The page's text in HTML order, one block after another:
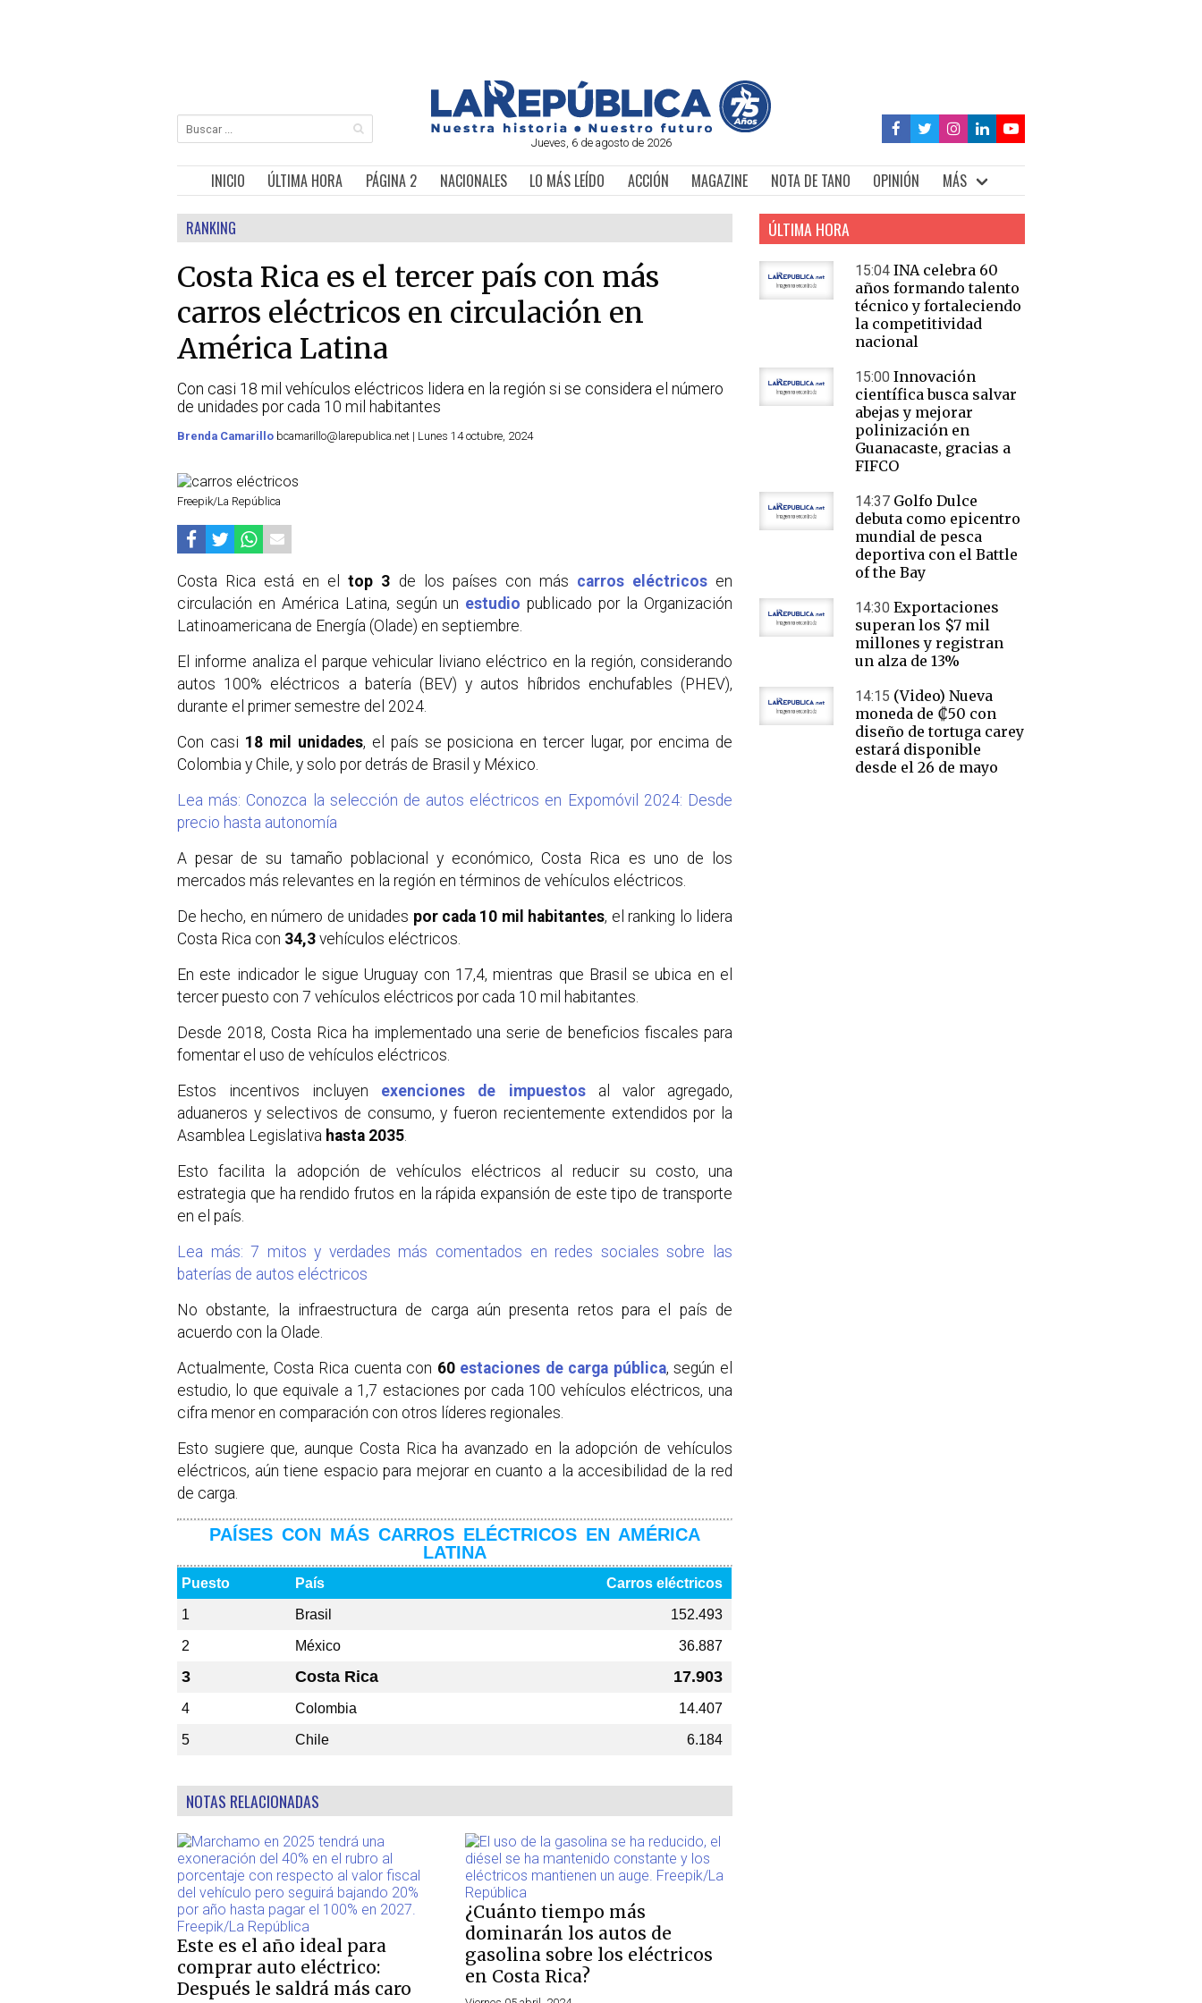
Jueves, 6 de agosto de 2026
INICIO ÚLTIMA HORA PÁGINA 2 NACIONALES LO MÁS LEÍDO ACCIÓN MAGAZINE NOTA DE TANO OPINIÓN MÁS
RANKING
Costa Rica es el tercer país con más
carros eléctricos en circulación en
América Latina
Con casi 18 mil vehículos eléctricos lidera en la región si se considera el número
de unidades por cada 10 mil habitantes
Brenda Camarillo bcamarillo@larepublica.net | Lunes 14 octubre, 2024
Freepik/La República
Costa Rica está en eltop 3 de los países con más carros eléctricosen
circulación en América Latina, según un estudio publicado por la Organización
Latinoamericana de Energía (Olade) en septiembre.
El informe analiza el parque vehicular liviano eléctrico en la región, considerando
autos 100% eléctricos a batería (BEV) y autos híbridos enchufables (PHEV),
durante el primer semestre del 2024.
Con casi 18 mil unidades, el país se posiciona en tercer lugar, por encima de
Colombia y Chile, y solo por detrás de Brasil y México.
Lea más: Conozca la selección de autos eléctricos en Expomóvil 2024: Desde
precio hasta autonomía
A pesar de su tamaño poblacional y económico, Costa Rica es uno de los
mercados más relevantes en la región en términos de vehículos eléctricos.
De hecho, en número de unidades por cada 10 mil habitantes, el ranking lo lidera
Costa Rica con 34,3 vehículos eléctricos.
En este indicador le sigue Uruguay con 17,4, mientras que Brasil se ubica en el
tercer puesto con 7 vehículos eléctricos por cada 10 mil habitantes.
Desde 2018, Costa Rica ha implementado una serie de beneficios fiscales para
fomentar el uso de vehículos eléctricos.
Estos incentivos incluyen exenciones de impuestosal valor agregado,
aduaneros y selectivos de consumo, y fueron recientemente extendidos por la
Asamblea Legislativa hasta 2035
Esto facilita la adopción de vehículos eléctricos al reducir su costo, una
estrategia que ha rendido frutos en la rápida expansión de este tipo de transporte
en el país.
Lea más: 7 mitos y verdades más comentados en redes sociales sobre las
baterías de autos eléctricos
No obstante, la infraestructura de carga aún presenta retos para el país de
acuerdo con la Olade.
Actualmente, Costa Rica cuenta con 60 estaciones de carga pública, según el
estudio, lo que equivale a 1,7 estaciones por cada 100 vehículos eléctricos, una
cifra menor en comparación con otros líderes regionales.
Esto sugiere que, aunque Costa Rica ha avanzado en la adopción de vehículos
eléctricos, aún tiene espacio para mejorar en cuanto a la accesibilidad de la red
de carga.
PAÍSES CON MÁS CARROS ELÉCTRICOS EN AMÉRICA
LATINA
Puesto País Carros eléctricos
1 Brasil 152.493
2 México 36.887
3 Costa Rica 17.903
4 Colombia 14.407
5 Chile 6.184
NOTAS RELACIONADAS
Este es el año ideal para
comprar auto eléctrico:
Después le saldrá más caro
¿Cuánto tiempo más
dominarán los autos de
gasolina sobre los eléctricos
en Costa Rica?
ÚLTIMA HORA
15:04 INA celebra 60
años formando talento
técnico y fortaleciendo
la competitividad
nacional
15:00 Innovación
científica busca salvar
abejas y mejorar
polinización en
Guanacaste, gracias a
FIFCO
14:37 Golfo Dulce
debuta como epicentro
mundial de pesca
deportiva con el Battle
of the Bay
14:30 Exportaciones
superan los $7 mil
millones y registran
un alza de 13%
14:15 (Video) Nueva
moneda de ₡50 con
diseño de tortuga carey
estará disponible
desde el 26 de mayo